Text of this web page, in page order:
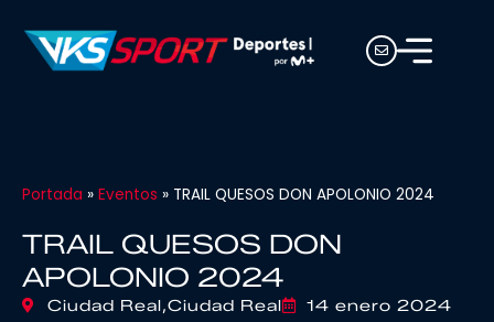
Portada » Eventos » TRAIL QUESOS DON APOLONIO 2024
TRAIL QUESOS DON
APOLONIO 2024
Ciudad Real,Ciudad Real 14 enero 2024